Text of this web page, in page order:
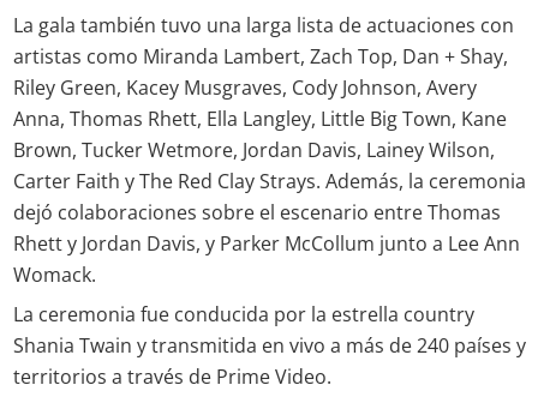
La gala también tuvo una larga lista de actuaciones con
artistas como Miranda Lambert, Zach Top, Dan + Shay,
Riley Green, Kacey Musgraves, Cody Johnson, Avery
Anna, Thomas Rhett, Ella Langley, Little Big Town, Kane
Brown, Tucker Wetmore, Jordan Davis, Lainey Wilson,
Carter Faith y The Red Clay Strays. Además, la ceremonia
dejó colaboraciones sobre el escenario entre Thomas
Rhett y Jordan Davis, y Parker McCollum junto a Lee Ann
Womack.
La ceremonia fue conducida por la estrella country
Shania Twain y transmitida en vivo a más de 240 países y
territorios a través de Prime Video.